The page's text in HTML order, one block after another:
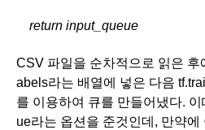
return input_queue
CSV 파일을 순차적으로 읽은 후
abels라는 배열에 넣은 다음
를 이용하여 큐를 만들어냈다.
ue라는 옵션을 준것인데, 만약에